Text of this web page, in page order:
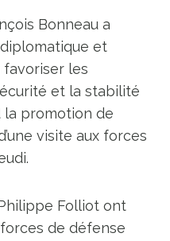
Bonneau a
et
favoriser les
et la stabilité
promotion de
visite aux forces
Folliot ont
de défense